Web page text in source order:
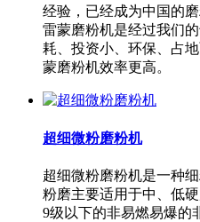
经验，已经成为中国的
雷蒙磨粉机是经过我们
耗、投资小、环保、占
蒙磨粉机效率更高。
超细微粉磨粉机
超细微粉磨粉机是一种
粉磨主要适用于中、低
9级以下的非易燃易爆的